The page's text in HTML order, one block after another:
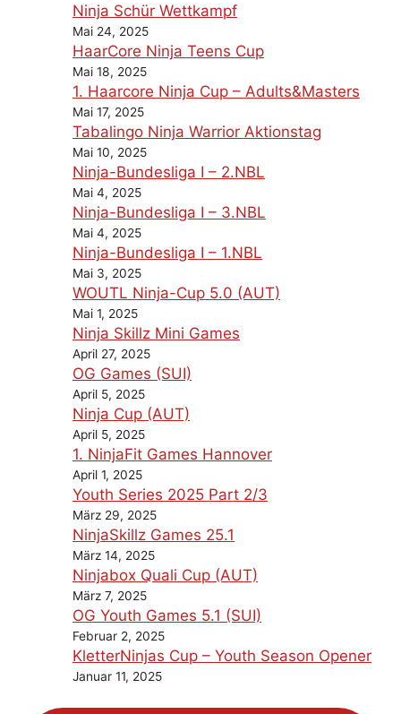
Ninja Schür Wettkampf
Mai 24, 2025
HaarCore Ninja Teens Cup
Mai 18, 2025
1. Haarcore Ninja Cup – Adults&Masters
Mai 17, 2025
Tabalingo Ninja Warrior Aktionstag
Mai 10, 2025
Ninja-Bundesliga I – 2.NBL
Mai 4, 2025
Ninja-Bundesliga I – 3.NBL
Mai 4, 2025
Ninja-Bundesliga I – 1.NBL
Mai 3, 2025
WOUTL Ninja-Cup 5.0 (AUT)
Mai 1, 2025
Ninja Skillz Mini Games
April 27, 2025
OG Games (SUI)
April 5, 2025
Ninja Cup (AUT)
April 5, 2025
1. NinjaFit Games Hannover
April 1, 2025
Youth Series 2025 Part 2/3
März 29, 2025
NinjaSkillz Games 25.1
März 14, 2025
Ninjabox Quali Cup (AUT)
März 7, 2025
OG Youth Games 5.1 (SUI)
Februar 2, 2025
KletterNinjas Cup – Youth Season Opener
Januar 11, 2025